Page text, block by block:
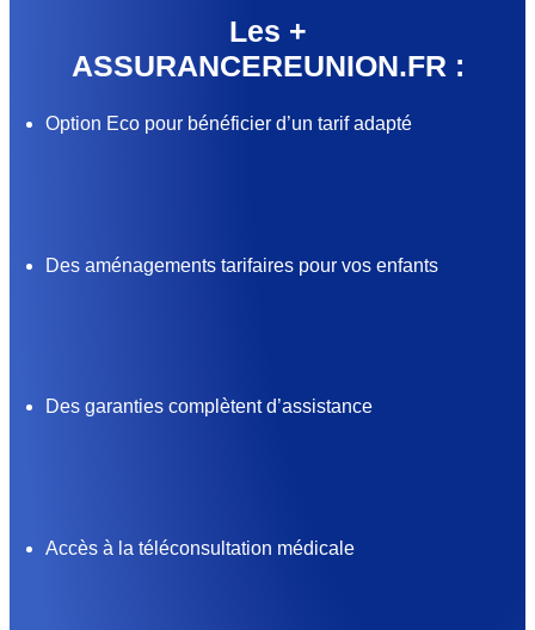
Les +
ASSURANCEREUNION.FR :
Option Eco pour bénéficier d’un tarif adapté
Des aménagements tarifaires pour vos enfants
Des garanties complètent d’assistance
Accès à la téléconsultation médicale